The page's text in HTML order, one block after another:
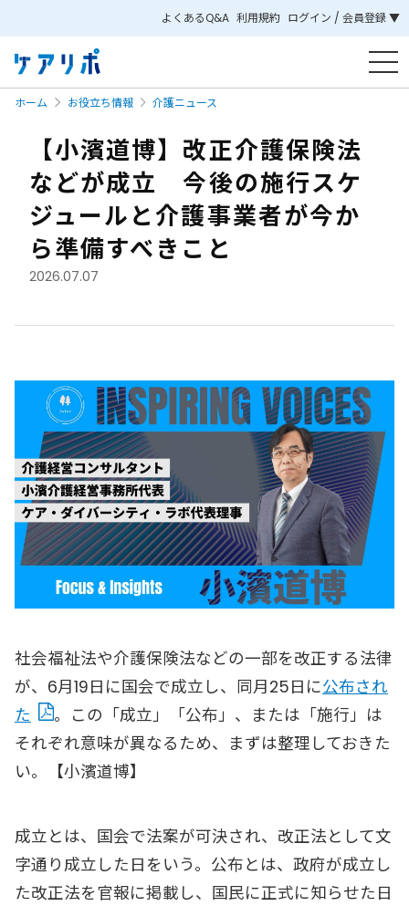
よくあるQ&A 利用規約 ログイン / 会員登録 ▼
ホーム お役立ち情報 介護ニュース
【小濱道博】改正介護保険法
などが成立 今後の施行スケ
ジュールと介護事業者が今か
ら準備すべきこと
2026.07.07
社会福祉法や介護保険法などの一部を改正する法律
が、6月19日に国会で成立し、同月25日に公布され
た
。この「成立」「公布」、または「施行」は
それぞれ意味が異なるため、まずは整理しておきた
い。【小濱道博】
成立とは、国会で法案が可決され、改正法として文
字通り成立した日をいう。公布とは、政府が成立し
た改正法を官報に掲載し、国民に正式に知らせた日